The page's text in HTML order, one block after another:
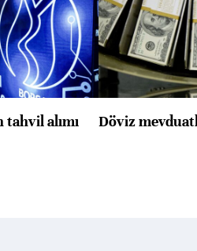
tahvil alımı
Döviz